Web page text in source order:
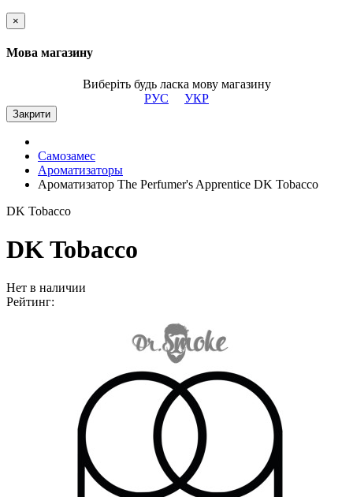
×
Мова магазину
Виберіть будь ласка мову магазину
РУС
УКР
Закрити
Самозамес
Ароматизаторы
Ароматизатор The Perfumer's Apprentice DK Tobacco
DK Tobacco
DK Tobacco
Нет в наличии
Рейтинг: